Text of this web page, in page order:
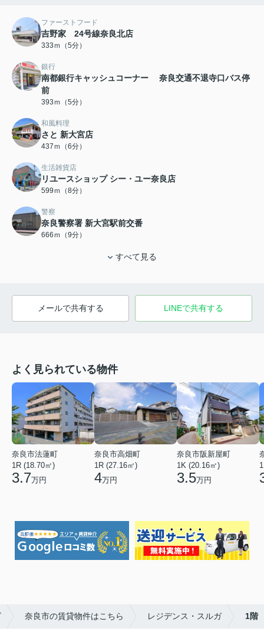
ファーストフード
吉野家 24号線奈良北店
333ｍ（5分）
銀行
南都銀行キャッシュコーナー 奈良交通不退寺口バス停
前
393ｍ（5分）
和風料理
さと 新大宮店
437ｍ（6分）
生活雑貨店
リユースショップ シー・ユー奈良店
599ｍ（8分）
警察
奈良警察署 新大宮駅前交番
666ｍ（9分）
すべて見る
メールで共有する LINEで共有する
よく見られている物件
奈良市法蓮町
1R (18.70㎡)
3.7万円
奈良市高畑町
1R (27.16㎡)
4万円
奈良市阪新屋町
1K (20.16㎡)
3.5万円
奈良市の賃貸物件はこちら レジデンス・スルガ 1階